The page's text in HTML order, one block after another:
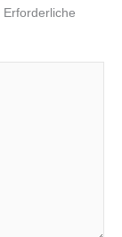
Erforderliche